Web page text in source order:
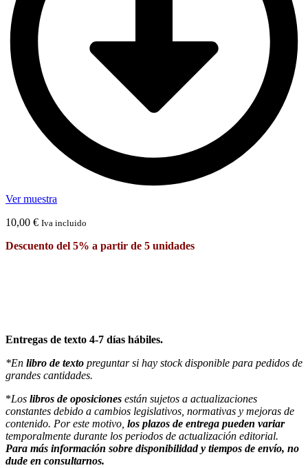
Ver muestra
10,00 € Iva incluido
Descuento del 5% a partir de 5 unidades
Entregas de texto 4-7 días hábiles.
*En libro de texto preguntar si hay stock disponible para pedidos de
grandes cantidades.
*Los libros de oposiciones están sujetos a actualizaciones
constantes debido a cambios legislativos, normativas y mejoras de
contenido. Por este motivo, los plazos de entrega pueden variar
temporalmente durante los periodos de actualización editorial.
Para más información sobre disponibilidad y tiempos de envío, no
dude en consultarnos.